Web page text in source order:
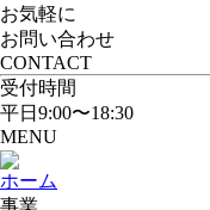
お気軽に
お問い合わせ
CONTACT
受付時間
平日9:00〜18:30
MENU
ホーム
事業